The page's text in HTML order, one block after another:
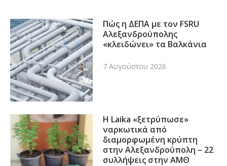
Πώς η ΔΕΠΑ με τον FSRU
Αλεξανδρούπολης
«κλειδώνει» τα Βαλκάνια
7 Αυγούστου 2026
Η Laika «ξετρύπωσε»
ναρκωτικά από
διαμορφωμένη κρύπτη
στην Αλεξανδρούπολη – 22
συλλήψεις στην ΑΜΘ